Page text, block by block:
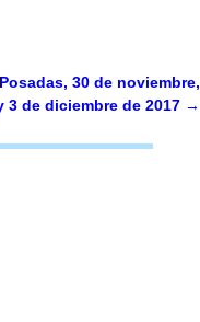
30 de noviembre,
3 de diciembre de 2017 →